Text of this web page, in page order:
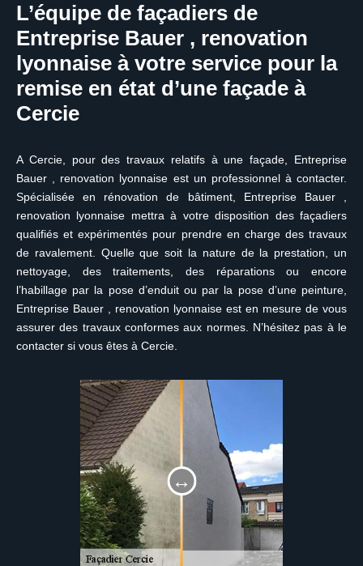
L’équipe de façadiers de
Entreprise Bauer , renovation
lyonnaise à votre service pour la
remise en état d’une façade à
Cercie
A Cercie, pour des travaux relatifs à une façade, Entreprise
Bauer , renovation lyonnaise est un professionnel à contacter.
Spécialisée en rénovation de bâtiment, Entreprise Bauer ,
renovation lyonnaise mettra à votre disposition des façadiers
qualifiés et expérimentés pour prendre en charge des travaux
de ravalement. Quelle que soit la nature de la prestation, un
nettoyage, des traitements, des réparations ou encore
l’habillage par la pose d’enduit ou par la pose d’une peinture,
Entreprise Bauer , renovation lyonnaise est en mesure de vous
assurer des travaux conformes aux normes. N’hésitez pas à le
contacter si vous êtes à Cercie.